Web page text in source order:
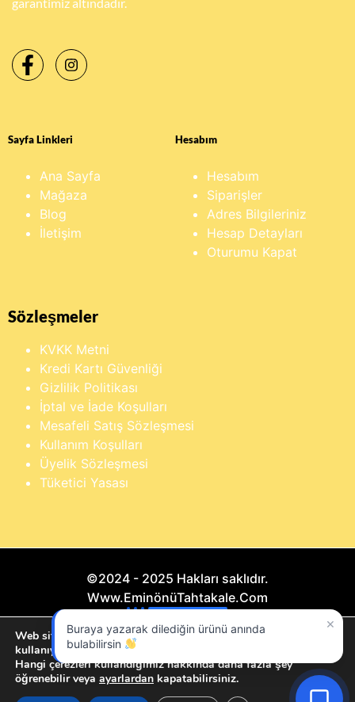
garantimiz altındadır.
Sayfa Linkleri
Ana Sayfa
Mağaza
Blog
İletişim
Hesabım
Hesabım
Siparişler
Adres Bilgileriniz
Hesap Detayları
Oturumu Kapat
Sözleşmeler
KVKK Metni
Kredi Kartı Güvenliği
Gizlilik Politikası
İptal ve İade Koşulları
Mesafeli Satış Sözleşmesi
Kullanım Koşulları
Üyelik Sözleşmesi
Tüketici Yasası
©2024 - 2025 Hakları saklıdır.
Www.EminönüTahtakale.Com
Bu website "Sosyal Megapixel" projesidir.
×
Buraya yazarak dilediğin ürünü anında
bulabilirsin
Web sitemizde size en iyi deneyimi sunmak için çerezleri
kullanıyoruz.
Hangi çerezleri kullandığımız hakkında daha fazla şey
öğrenebilir veya ayarlardan kapatabilirsiniz.